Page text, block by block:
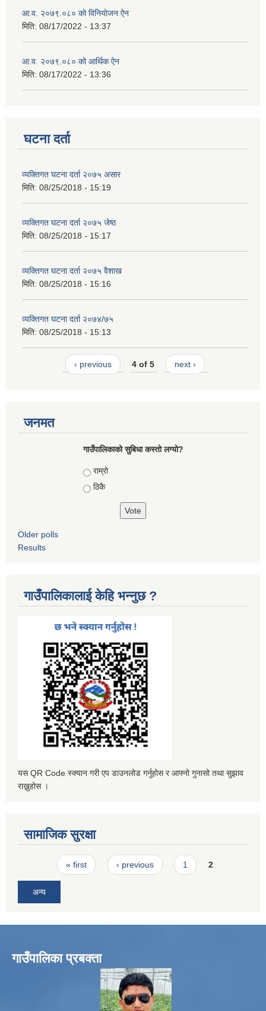
आ.व. २०७९.०८० को विनियोजन ऐन
मिति: 08/17/2022 - 13:37
आ.व. २०७९.०८० को आर्थिक ऐन
मिति: 08/17/2022 - 13:36
घटना दर्ता
व्यक्तिगत घटना दर्ता २०७५ असार
मिति: 08/25/2018 - 15:19
व्यक्तिगत घटना दर्ता २०७५ जेष्ठ
मिति: 08/25/2018 - 15:17
व्यक्तिगत घटना दर्ता २०७५ वैशाख
मिति: 08/25/2018 - 15:16
व्यक्तिगत घटना दर्ता २०७४/७५
मिति: 08/25/2018 - 15:13
‹ previous 4 of 5 next ›
जनमत
गाउँपालिकाको सुबिधा कस्तो लग्यो?
Choices
राम्रो
ठिकै
Older polls
Results
गाउँपालिकालाई केहि भन्नुछ ?
यस QR Code स्क्यान गरी एप डाउनलोड गर्नुहोस र आफ्नो गुनासो तथा सुझाव
राख्नुहोस ।
सामाजिक सुरक्षा
Pages« first ‹ previous 1 2
अन्य
गाउँपालिका प्रबक्ता